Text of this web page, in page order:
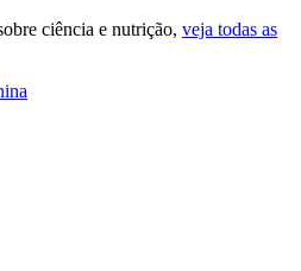
ciência e nutrição, veja todas as